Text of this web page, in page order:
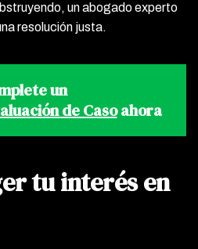
un abogado experto
resolución justa.
un
de Casoahora
tu interés en